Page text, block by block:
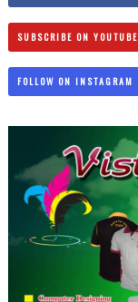
SUBSCRIBE ON YOUTUBE
FOLLOW ON INSTAGRAM